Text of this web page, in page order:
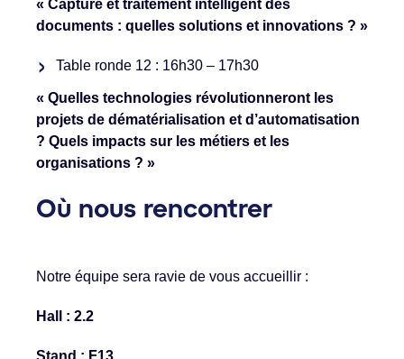
« Capture et traitement intelligent des
documents : quelles solutions et innovations ? »
Table ronde 12 : 16h30 – 17h30
« Quelles technologies révolutionneront les
projets de dématérialisation et d’automatisation
? Quels impacts sur les métiers et les
organisations ? »
Où nous rencontrer
Notre équipe sera ravie de vous accueillir :
Hall : 2.2